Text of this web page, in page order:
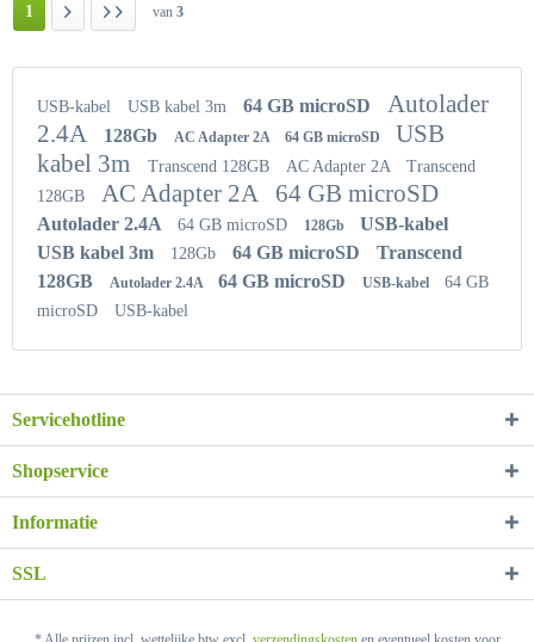
1 van 3
USB-kabel USB kabel 3m 64 GB microSD
Autolader
2.4A
128Gb AC Adapter 2A 64 GB microSD
USB
kabel 3m
Transcend 128GB AC Adapter 2A
Transcend
128GB
AC Adapter 2A 64 GB microSD
Autolader 2.4A 64 GB microSD 128Gb
USB-kabel
USB kabel 3m
128Gb 64 GB microSD
Transcend
128GB
Autolader 2.4A 64 GB microSD USB-kabel
64 GB
microSD
USB-kabel
Servicehotline
Shopservice
Informatie
SSL